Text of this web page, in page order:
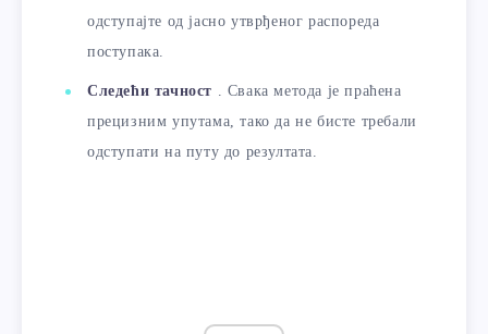
одступајте од јасно утврђеног распореда
поступака.
Следећи тачност . Свака метода је праћена
прецизним упутама, тако да не бисте требали
одступати на путу до резултата.